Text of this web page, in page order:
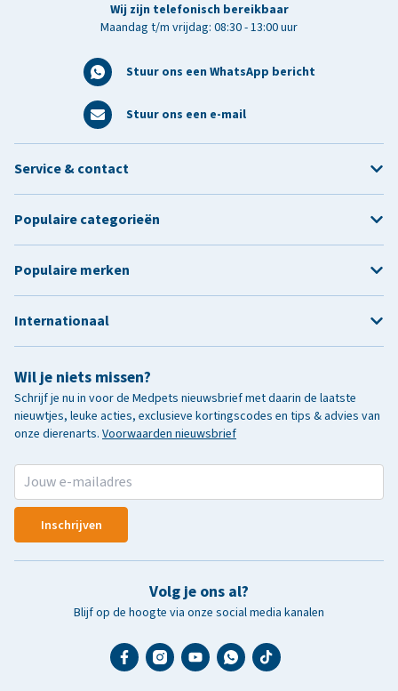
Wij zijn telefonisch bereikbaar
Maandag t/m vrijdag: 08:30 - 13:00 uur
Stuur ons een WhatsApp bericht
Stuur ons een e-mail
Wil je niets missen?
Schrijf je nu in voor de Medpets nieuwsbrief met daarin de laatste
nieuwtjes, leuke acties, exclusieve kortingscodes en tips & advies van
onze dierenarts. Voorwaarden nieuwsbrief
Inschrijven
Volg je ons al?
Blijf op de hoogte via onze social media kanalen
Service & contact
Populaire categorieën
Populaire merken
Internationaal